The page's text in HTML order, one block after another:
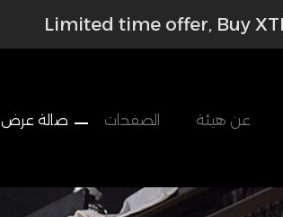
Limited time offer, Buy
عن هيئة الصفحات صالة عرض